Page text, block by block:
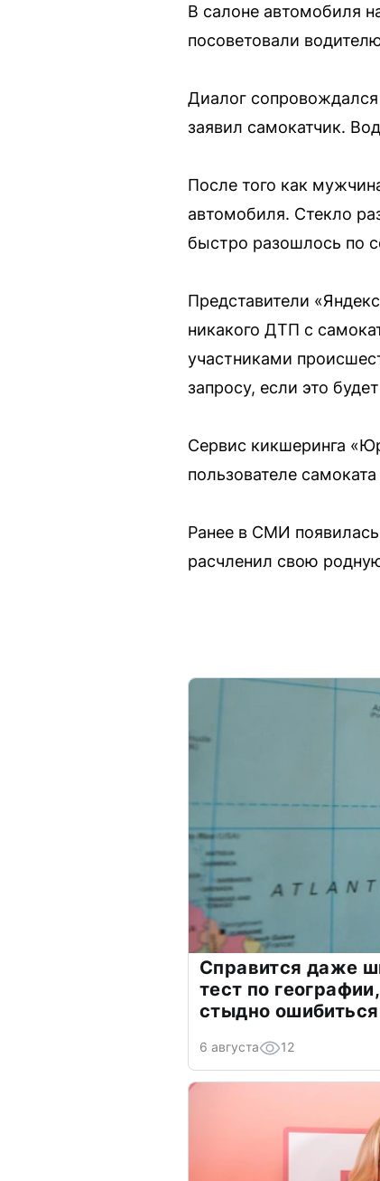
В салоне автомобиля
посоветовали
Диалог
заявил самокатчик.
После того как
автомобиля. Стекло
быстро разошлось по
Представители
никакого ДТП с
участниками
запросу, если это
Сервис кикшеринга
пользователе
Ранее в СМИ
расчленил свою
Справится даже
тест по
стыдно ошибиться
6 августа 12